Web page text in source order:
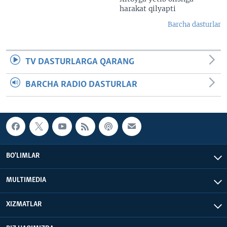
harakat qilyapti
Barcha dasturlar
TV DASTURLARGA QARANG
BARCHA RADIO DASTURLAR
BO'LIMLAR
MULTIMEDIA
XIZMATLAR